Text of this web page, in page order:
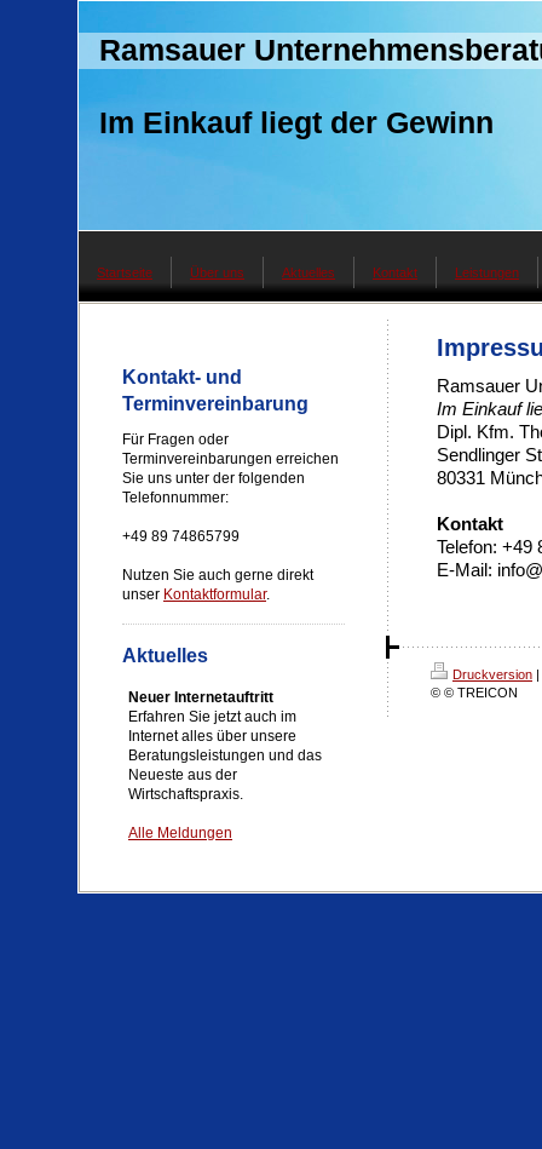
Ramsauer
Im Einkauf liegt der Gewinn
Startseite Über uns Aktuelles Kontakt Leistungen
Kontakt- und
Terminvereinbarung
Für Fragen oder
Terminvereinbarungen erreichen
Sie uns unter der folgenden
Telefonnummer:
+49 89 74865799
Nutzen Sie auch gerne direkt
unser Kontaktformular.
Aktuelles
Neuer Internetauftritt
Erfahren Sie jetzt auch im
Internet alles über unsere
Beratungsleistungen und das
Neueste aus der
Wirtschaftspraxis.
Alle Meldungen
Ramsauer
Im Einkauf
Dipl. Kfm.
Sendlinger
80331
Kontakt
Telefon: +49
E-Mail:
Druckversion |
© © TREICON